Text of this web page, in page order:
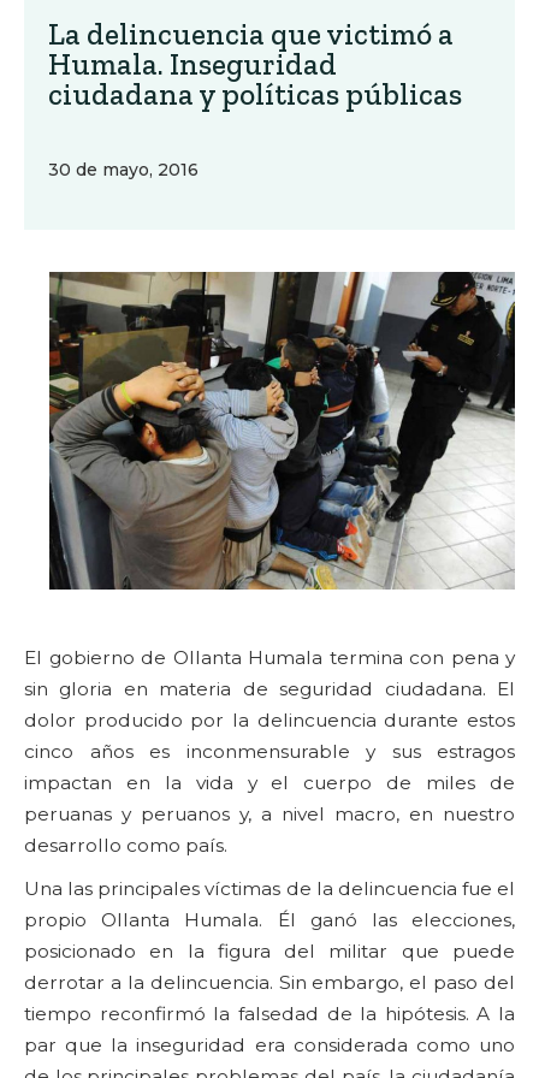
La delincuencia que victimó a
Humala. Inseguridad
ciudadana y políticas públicas
30 de mayo, 2016
El gobierno de Ollanta Humala termina con pena y
sin gloria en materia de seguridad ciudadana. El
dolor producido por la delincuencia durante estos
cinco años es inconmensurable y sus estragos
impactan en la vida y el cuerpo de miles de
peruanas y peruanos y, a nivel macro, en nuestro
desarrollo como país.
Una las principales víctimas de la delincuencia fue el
propio Ollanta Humala. Él ganó las elecciones,
posicionado en la figura del militar que puede
derrotar a la delincuencia. Sin embargo, el paso del
tiempo reconfirmó la falsedad de la hipótesis. A la
par que la inseguridad era considerada como uno